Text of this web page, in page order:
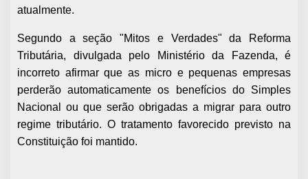
atualmente.
Segundo a seção "Mitos e Verdades" da Reforma
Tributária, divulgada pelo Ministério da Fazenda, é
incorreto afirmar que as micro e pequenas empresas
perderão automaticamente os benefícios do Simples
Nacional ou que serão obrigadas a migrar para outro
regime tributário. O tratamento favorecido previsto na
Constituição foi mantido.